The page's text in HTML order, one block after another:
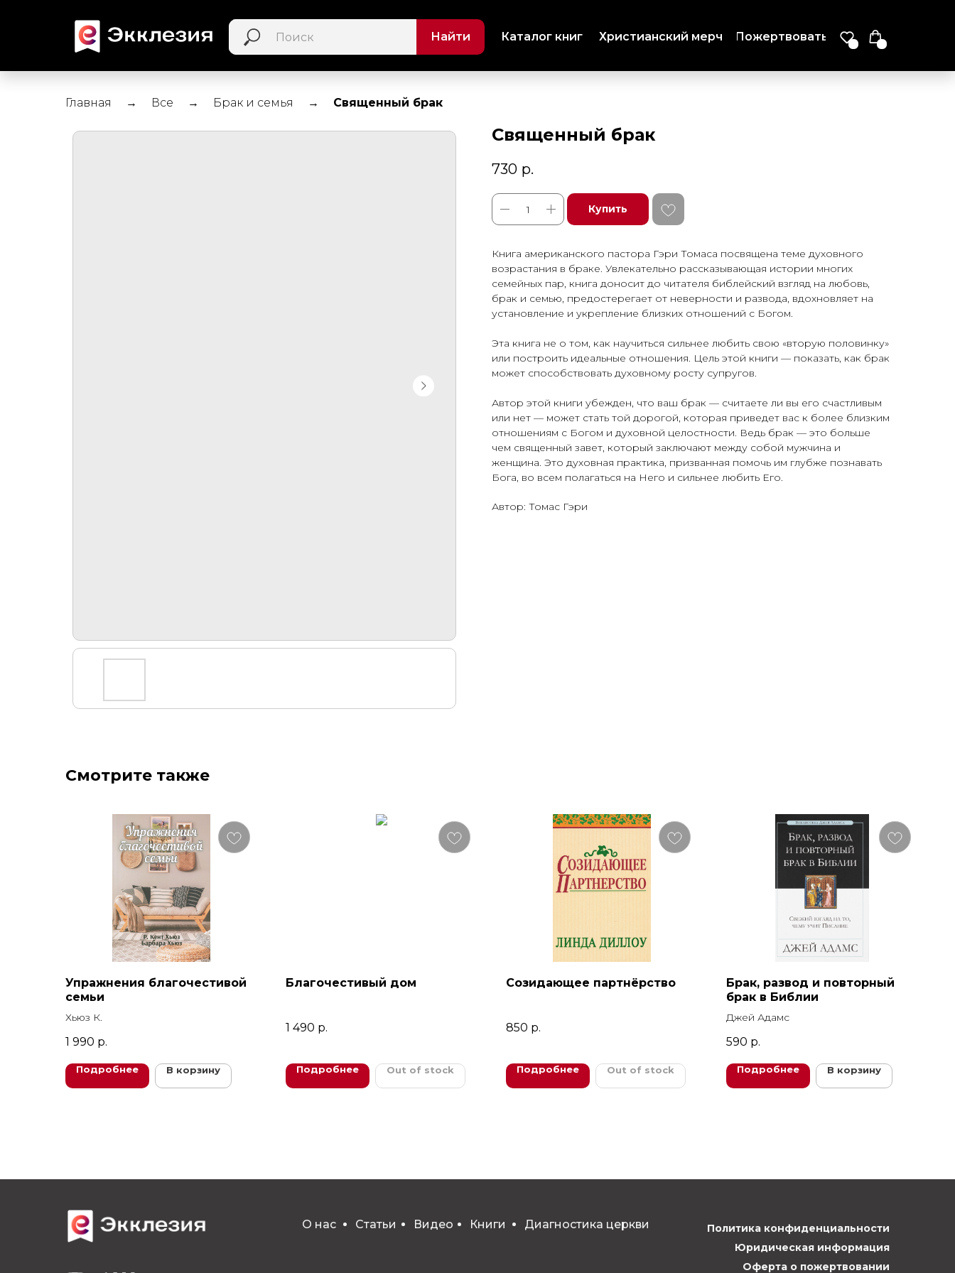
Христианский мерч
Каталог книг Пожертвовать
Найти
Главная Все Брак и семья Священный брак
Священный брак
730 р.
Купить
Книга американского пастора Гэри Томаса посвящена теме духовного
возрастания в браке. Увлекательно рассказывающая истории многих
семейных пар, книга доносит до читателя библейский взгляд на любовь,
брак и семью, предостерегает от неверности и развода, вдохновляет на
установление и укрепление близких отношений с Богом.
Эта книга не о том, как научиться сильнее любить свою «вторую половинку»
или построить идеальные отношения. Цель этой книги — показать, как брак
может способствовать духовному росту супругов.
Автор этой книги убежден, что ваш брак — считаете ли вы его счастливым
или нет — может стать той дорогой, которая приведет вас к более близким
отношениям с Богом и духовной целостности. Ведь брак — это больше
чем священный завет, который заключают между собой мужчина и
женщина. Это духовная практика, призванная помочь им глубже познавать
Бога, во всем полагаться на Него и сильнее любить Его.
Автор: Томас Гэри
Смотрите также
Упражнения благочестивой
семьи
Хьюз К.
1 990 р.
Подробнее В корзину
Благочестивый дом
1 490 р.
Подробнее Out of stock
Созидающее партнёрство
850 р.
Подробнее Out of stock
Брак, развод и повторный
брак в Библии
Джей Адамс
590 р.
Подробнее В корзину
О нас Статьи Видео Книги Диагностика церкви
Политика конфиденциальности
Юридическая информация
Оферта о пожертвовании